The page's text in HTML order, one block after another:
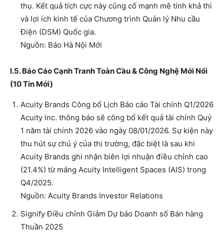
thụ. Kết quả tích cực này củng cố mạnh mẽ tính khả thi
và lợi ích kinh tế của Chương trình Quản lý Nhu cầu
Điện (DSM) Quốc gia.
Nguồn: Báo Hà Nội Mới
I.5. Báo Cáo Cạnh Tranh Toàn Cầu & Công Nghệ Mới Nổi
(10 Tin Mới)
Acuity Brands Công bố Lịch Báo cáo Tài chính Q1/2026
Acuity Inc. thông báo sẽ công bố kết quả tài chính Quý
1 năm tài chính 2026 vào ngày 08/01/2026. Sự kiện này
thu hút sự chú ý của thị trường, đặc biệt là sau khi
Acuity Brands ghi nhận biên lợi nhuận điều chỉnh cao
(21.4%) từ mảng Acuity Intelligent Spaces (AIS) trong
Q4/2025.
Nguồn: Acuity Brands Investor Relations
Signify Điều chỉnh Giảm Dự báo Doanh số Bán hàng
Thuần 2025